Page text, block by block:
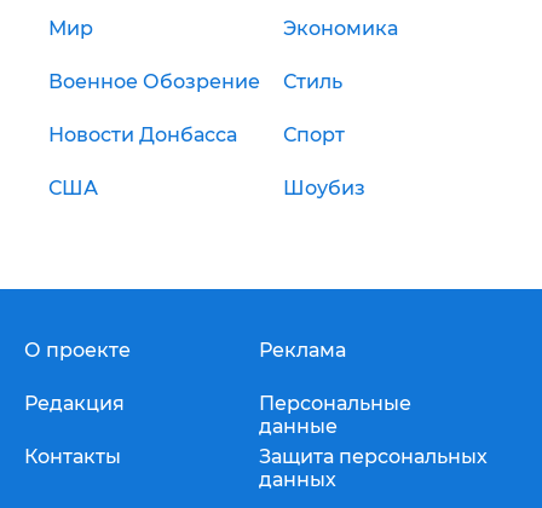
Мир Экономика
Военное Обозрение Стиль
Новости Донбасса Спорт
США Шоубиз
О проекте
Редакция
Контакты
Реклама
Персональные
данные
Защита персональных
данных